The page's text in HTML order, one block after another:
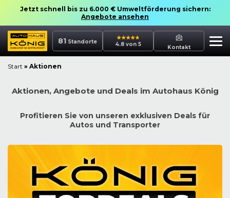
Jetzt schnell bis zu 6.000 € Umweltförderung sichern:
Angebote ansehen
81 Standorte 4.8 von 5 Kontakt
Start » Aktionen
Aktionen, Angebote und Deals im Autohaus König
Profitieren Sie von unseren exklusiven Deals für
Autos und Transporter